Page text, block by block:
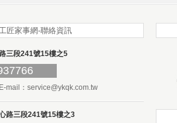
匠家事網-聯絡資訊
三段241號15樓之5
： service@ykqk.com.tw
路三段241號15樓之3